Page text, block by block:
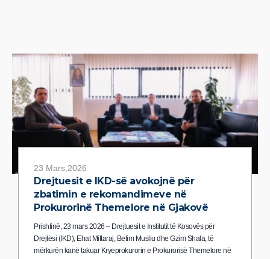
23 Mars,2026
Drejtuesit e IKD-së avokojnë për
zbatimin e rekomandimeve në
Prokurorinë Themelore në Gjakovë
Prishtinë, 23 mars 2026 – Drejtuesit e Institutit të Kosovës për
Drejtësi (IKD), Ehat Miftaraj, Betim Musliu dhe Gzim Shala, të
mërkurën kanë takuar Kryeprokurorin e Prokurorisë Themelore në